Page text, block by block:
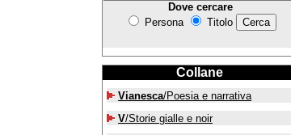
Dove cercare
Persona
Titolo
Collane
Vianesca/Poesia e narrativa
V/Storie gialle e noir